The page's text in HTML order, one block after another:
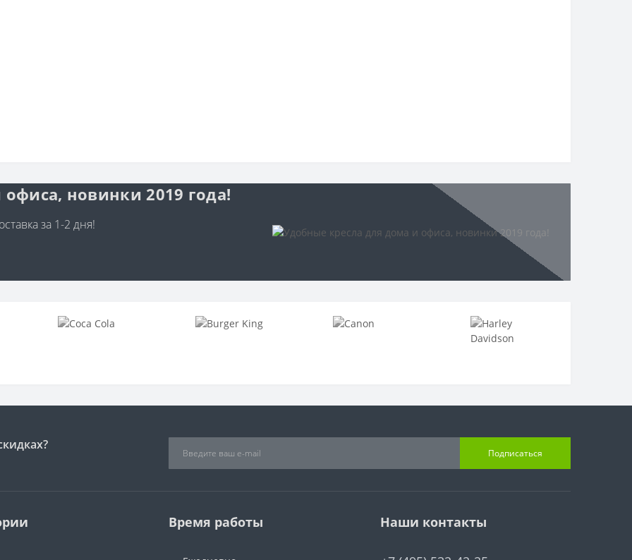
новинки 2019 года!
за 1-2 дня!
Подписаться
Время работы Наши контакты